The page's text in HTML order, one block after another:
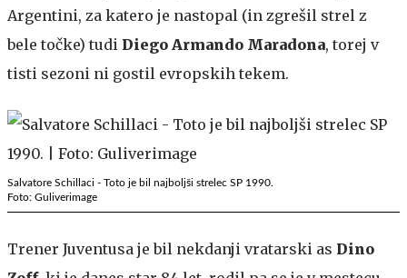
Argentini, za katero je nastopal (in zgrešil strel z
bele točke) tudi Diego Armando Maradona, torej v
tisti sezoni ni gostil evropskih tekem.
Salvatore Schillaci - Toto je bil najboljši strelec SP 1990.
Foto: Guliverimage
Trener Juventusa je bil nekdanji vratarski as Dino